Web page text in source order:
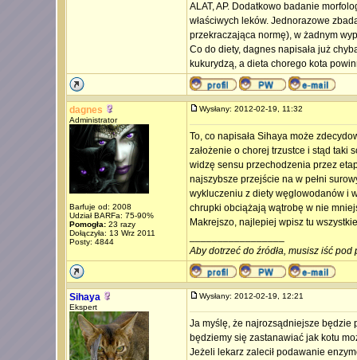
ALAT, AP. Dodatkowo badanie
właściwych leków. Jednorazowe
przekraczająca normę), w żadnym
Co do diety, dagnes napisała już
kukurydzą, a dieta chorego kota
dagnes
Administrator
Barfuje od: 2008
Udział BARFa: 75-90%
Pomogła:23 razy
Dołączyła: 13 Wrz 2011
Posty: 4844
Wysłany: 2012-02-19, 11:32
To, co napisała Sihaya może
założenie o chorej trzustce i stąd taki
widzę sensu przechodzenia przez
najszybsze przejście na w pełni
wykluczeniu z diety węglowodanów i
chrupki obciążają wątrobę w nie
Makrejszo, najlepiej wpisz tu
Aby dotrzeć do źródła, musisz iść pod
Sihaya
Ekspert
Wysłany: 2012-02-19, 12:21
Ja myślę, że najrozsądniejsze będzie
będziemy się zastanawiać jak kotu
Jeżeli lekarz zalecił podawanie